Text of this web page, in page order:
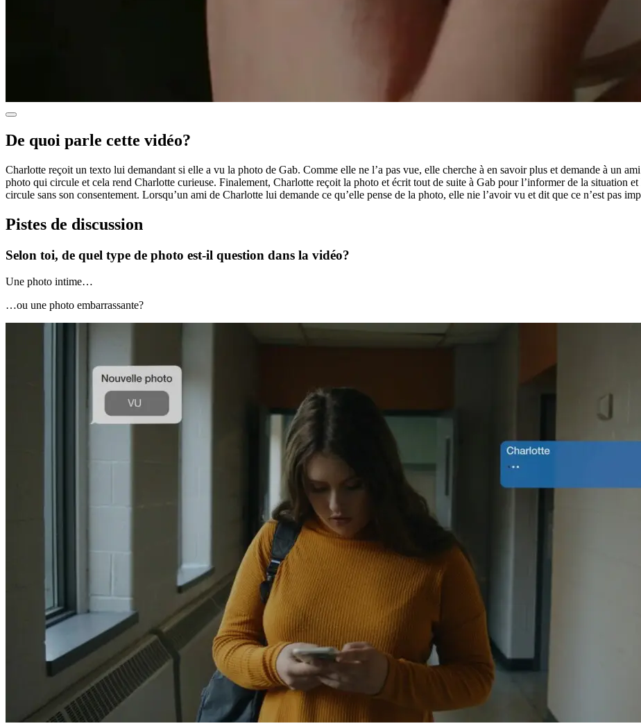
De quoi parle cette vidéo?
Charlotte reçoit un texto lui demandant si elle a vu la photo de Gab. Comme elle ne l’a pas vue, elle cherche à en savoir plus et demande à un
photo qui circule et cela rend Charlotte curieuse. Finalement, Charlotte reçoit la photo et écrit tout de suite à Gab pour l’informer de la situation
circule sans son consentement. Lorsqu’un ami de Charlotte lui demande ce qu’elle pense de la photo, elle nie l’avoir vu et dit que ce n’est pas
Pistes de discussion
Selon toi, de quel type de photo est-il question dans la vidéo?
Une photo intime…
…ou une photo embarrassante?